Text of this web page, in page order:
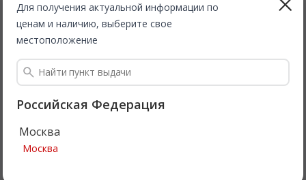
Для получения актуальной информации по
ценам и наличию, выберите свое
местоположение
Российская Федерация
Москва
Москва
О возврате
Информация
О компании
Соглашение
Заказы